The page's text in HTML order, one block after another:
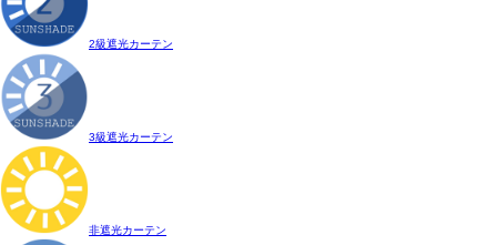
2級遮光カーテン
3級遮光カーテン
非遮光カーテン